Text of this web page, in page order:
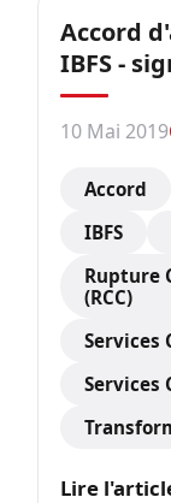
Accord
IBFS -
10 Mai 2019
Accord
IBFS
Rupture
(RCC)
Services
Services
Lire